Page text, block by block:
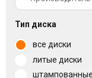
52
Пн-
Тип диска
все диски
литые диски
штампованные